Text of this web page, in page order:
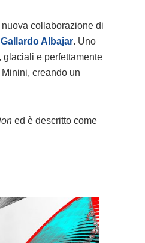
collaborazione di
Albajar. Uno
e perfettamente
Minini, creando un
ed è descritto come